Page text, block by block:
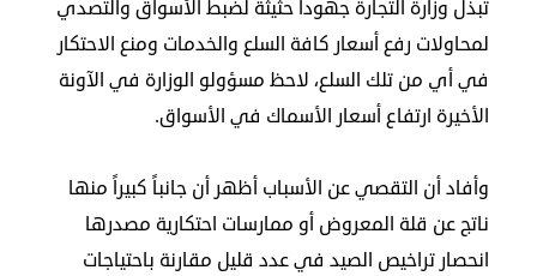
في
الكويت
فعاليات
تبذل وزارة التجارة جهوداً حثيثة لضبط الأسواق والتصدي
لمحاولات رفع أسعار كافة السلع والخدمات ومنع الاحتكار
في أي من تلك السلع، لاحظ مسؤولو الوزارة في الآونة
الأخيرة ارتفاع أسعار الأسماك في الأسواق.
وأفاد أن التقصي عن الأسباب أظهر أن جانباً كبيراً منها
ناتج عن قلة المعروض أو ممارسات احتكارية مصدرها
انحصار تراخيص الصيد في عدد قليل مقارنة باحتياجات